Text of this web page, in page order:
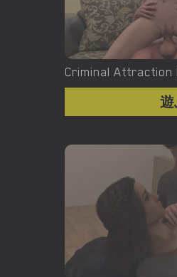
Criminal Attraction
遊